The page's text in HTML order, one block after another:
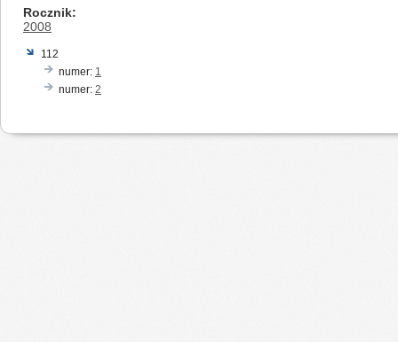
Rocznik
2008
112
numer: 1
numer: 2